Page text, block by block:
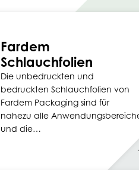
Fardem
Schlauchfolien
Die unbedruckten und
bedruckten Schlauchfolien von
Fardem Packaging sind für
nahezu alle
und die…